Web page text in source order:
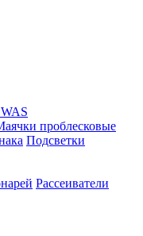
проблесковые
Подсветки
Рассеиватели